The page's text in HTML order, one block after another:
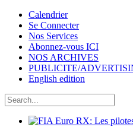
Calendrier
Se Connecter
Nos Services
Abonnez-vous ICI
NOS ARCHIVES
PUBLICITE/
English edition